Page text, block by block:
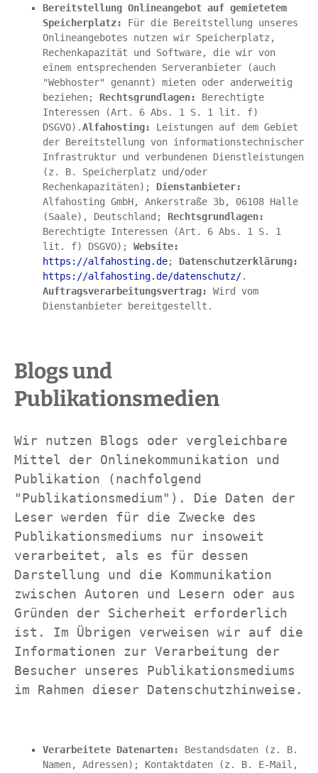
Bereitstellung Onlineangebot auf gemietetem
Speicherplatz: Für die Bereitstellung unseres
Onlineangebotes nutzen wir Speicherplatz,
Rechenkapazität und Software, die wir von
einem entsprechenden Serveranbieter (auch
"Webhoster" genannt) mieten oder anderweitig
beziehen; Rechtsgrundlagen:
Berechtigte
Interessen (Art. 6 Abs. 1 S. 1 lit. f)
DSGVO).Alfahosting: Leistungen auf dem Gebiet
der Bereitstellung von informationstechnischer
Infrastruktur und verbundenen Dienstleistungen
(z. B. Speicherplatz und/oder
Rechenkapazitäten); Dienstanbieter:
Alfahosting GmbH, Ankerstraße 3b, 06108 Halle
(Saale), Deutschland; Rechtsgrundlagen:
Berechtigte Interessen (Art. 6 Abs. 1 S. 1
lit. f) DSGVO); Website:
https://alfahosting.de; Datenschutzerklärung:
https://alfahosting.de/datenschutz/
Auftragsverarbeitungsvertrag:
Wird vom
Dienstanbieter bereitgestellt.
Blogs und
Publikationsmedien
Wir nutzen Blogs oder vergleichbare
Mittel der Onlinekommunikation und
Publikation (nachfolgend
"Publikationsmedium"). Die Daten der
Leser werden für die Zwecke des
Publikationsmediums nur insoweit
verarbeitet, als es für dessen
Darstellung und die Kommunikation
zwischen Autoren und Lesern oder aus
Gründen der Sicherheit erforderlich
ist. Im Übrigen verweisen wir auf die
Informationen zur Verarbeitung der
Besucher unseres Publikationsmediums
im Rahmen dieser Datenschutzhinweise.
Verarbeitete Datenarten:
Bestandsdaten (z. B.
Namen, Adressen); Kontaktdaten (z. B. E-Mail,